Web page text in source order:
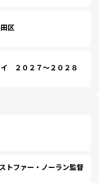
区
２０２７～２０２８
トファー・ノーラン監督